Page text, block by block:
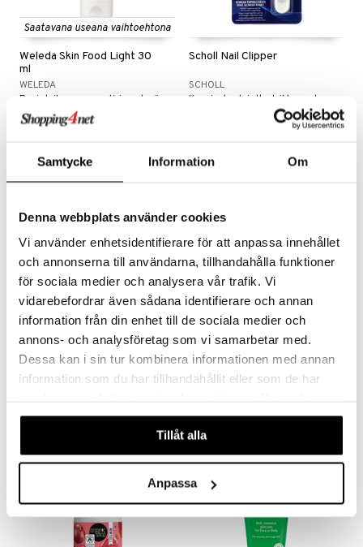
Samtycke Information Om
Denna webbplats använder cookies
Vi använder enhetsidentifierare för att anpassa innehållet
och annonserna till användarna, tillhandahålla funktioner
för sociala medier och analysera vår trafik. Vi
vidarebefordrar även sådana identifierare och annan
information från din enhet till de sociala medier och
annons- och analysföretag som vi samarbetar med.
Dessa kan i sin tur kombinera informationen med annan
information som du har tillhandahållit eller som de har
våra cookies vid fortsatt användande av vår webbplats.
Tillåt alla
Anpassa
Saatavana useana vaihtoehtona
Weleda Skin Food Light 30
ml
WELEDA
7,89 €
Scholl Nail Clipper
SCHOLL
Urtekram Wild Lemongrass
Hand Wash
URTEKRAM
Raikas ja hellävarainen käsisaippua, jossa on luonnollisia öljyjä.
Urtekram Wild Lemongrass
Hand Cream
URTEKRAM
eco